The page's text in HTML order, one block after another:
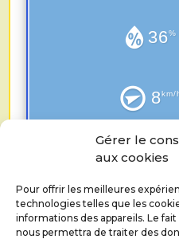
Gérer le
aux cookies
Pour offrir les meilleures
technologies telles que les
informations des appareils. Le
nous permettra de traiter des
36%
8km/
0.0